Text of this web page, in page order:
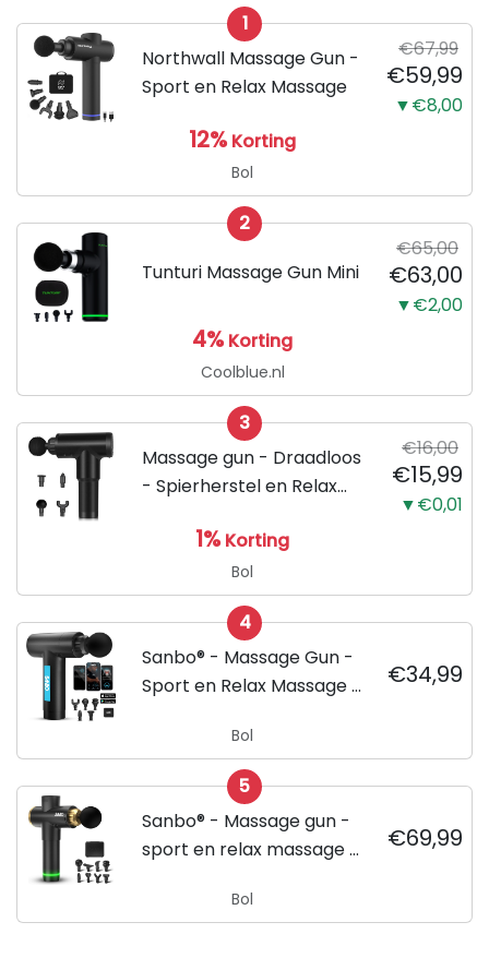
1
Northwall Massage Gun -
Sport en Relax Massage
€67,99
€59,99
▼€8,00
12% Korting
Bol
2
Tunturi Massage Gun Mini
€65,00
€63,00
▼€2,00
4% Korting
Coolblue.nl
3
Massage gun - Draadloos
- Spierherstel en Relax
Vibratie massage - Sport
en Beweging -
Vaderdagcadeau
€16,00
€15,99
▼€0,01
1% Korting
Bol
4
Sanbo® - Massage Gun -
Sport en Relax Massage -
€34,99
Bol
5
Sanbo® - Massage gun -
sport en relax massage -
Koffer - inclusief APP
€69,99
Bol